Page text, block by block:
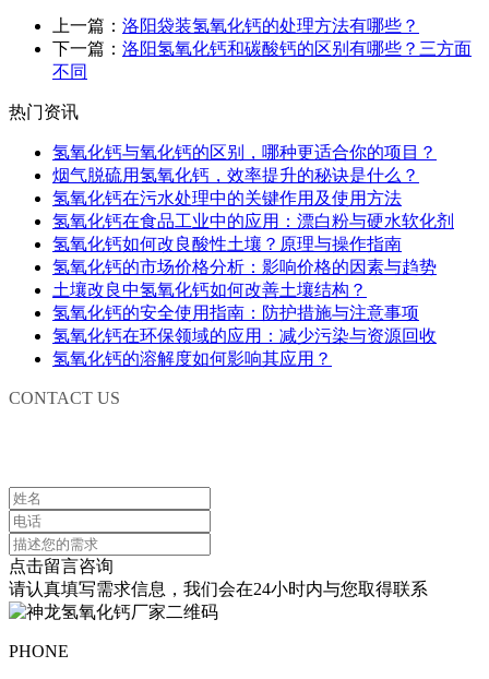
上一篇： 洛阳袋装氢氧化钙的处理方法有哪些？
下一篇： 洛阳氢氧化钙和碳酸钙的区别有哪些？三方面
不同
热门资讯
氢氧化钙与氧化钙的区别，哪种更适合你的项目？
烟气脱硫用氢氧化钙，效率提升的秘诀是什么？
氢氧化钙在污水处理中的关键作用及使用方法
氢氧化钙在食品工业中的应用：漂白粉与硬水软化剂
氢氧化钙如何改良酸性土壤？原理与操作指南
氢氧化钙的市场价格分析：影响价格的因素与趋势
土壤改良中氢氧化钙如何改善土壤结构？
氢氧化钙的安全使用指南：防护措施与注意事项
氢氧化钙在环保领域的应用：减少污染与资源回收
氢氧化钙的溶解度如何影响其应用？
CONTACT US
点击留言咨询
请认真填写需求信息，我们会在24小时内与您取得联系
PHONE